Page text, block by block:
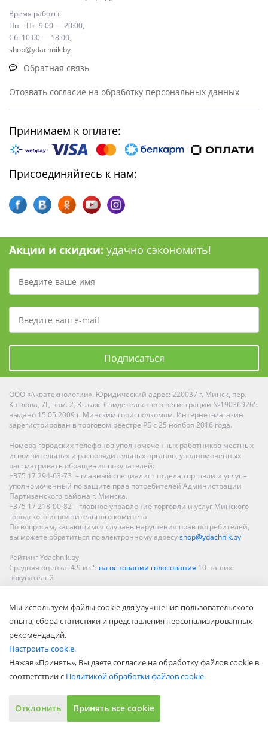
Время работы:
Пн – Пт: 9:00 — 20:00,
Сб: 10:00 — 18:00,
shop@ydachnik.by
Обратная связь
Отозвать согласие на обработку персональных данных
Принимаем к оплате:
Присоединяйтесь к нам:
Акции и скидки: удачно сэкономить!
Подписаться
ООО «Акватехнологии». Юридический адрес: 220037 г. Минск, пер.
Козлова, 7Г, пом. 2, 3 этаж. Свидетельство о регистрации №190369265
выдано 15.05.2009 г. Минским горисполкомом. Интернет-магазин
зарегистрирован в торговом реестре РБ с 25 ноября 2016 года.
Номера городских телефонов уполномоченных работников местных
исполнительных и распорядительных органов, уполномоченных
рассматривать обращения покупателей:
+375 17 294-63-73 – главный специалист отдела торговли и услуг –
уполномоченный по защите прав потребителей Администрации
Партизанского района г. Минска.
+375 17 218-00-82 – главное управление торговли и услуг Минского
городского исполнительного комитета.
По вопросам, касающимся случаев нарушения прав потребителей,
вы можете обратиться по электронному адресуshop@ydachnik.by
Рейтинг Ydachnik.by
Средняя оценка: 4.9 из 5 на основании голосования 10 наших
покупателей
Гродно, Могилеве, Бобруйске, Барановичах, Молодечно,
Новополоцке, Пинске, Солигорске. При заказе в интернет-магазине
доставка осуществляется по всей Беларуси.
Показать полную версию
© ООО «Акватехнологии», 2002—2022
Мы используем файлы cookie для улучшения пользовательского
опыта, сбора статистики и представления персонализированных
рекомендаций.
Настроить cookie.
Нажав «Принять», Вы даете согласие на обработку файлов cookie в
соответствии с Политикой обработки файлов cookie.
Отклонить Принять все cookie